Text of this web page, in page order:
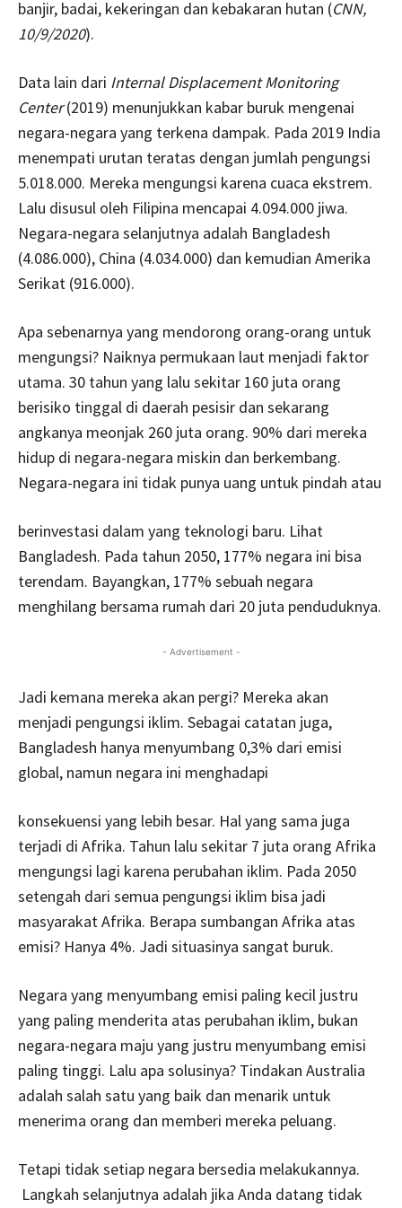
banjir, badai, kekeringan dan kebakaran hutan (CNN,
10/9/2020).
Data lain dari Internal Displacement Monitoring
Center(2019) menunjukkan kabar buruk mengenai
negara-negara yang terkena dampak. Pada 2019 India
menempati urutan teratas dengan jumlah pengungsi
5.018.000. Mereka mengungsi karena cuaca ekstrem.
Lalu disusul oleh Filipina mencapai 4.094.000 jiwa.
Negara-negara selanjutnya adalah Bangladesh
(4.086.000), China (4.034.000) dan kemudian Amerika
Serikat (916.000).
Apa sebenarnya yang mendorong orang-orang untuk
mengungsi? Naiknya permukaan laut menjadi faktor
utama. 30 tahun yang lalu sekitar 160 juta orang
berisiko tinggal di daerah pesisir dan sekarang
angkanya meonjak 260 juta orang. 90% dari mereka
hidup di negara-negara miskin dan berkembang.
Negara-negara ini tidak punya uang untuk pindah atau
berinvestasi dalam yang teknologi baru. Lihat
Bangladesh. Pada tahun 2050, 177% negara ini bisa
terendam. Bayangkan, 177% sebuah negara
menghilang bersama rumah dari 20 juta penduduknya.
- Advertisement -
Jadi kemana mereka akan pergi? Mereka akan
menjadi pengungsi iklim. Sebagai catatan juga,
Bangladesh hanya menyumbang 0,3% dari emisi
global, namun negara ini menghadapi
konsekuensi yang lebih besar. Hal yang sama juga
terjadi di Afrika. Tahun lalu sekitar 7 juta orang Afrika
mengungsi lagi karena perubahan iklim. Pada 2050
setengah dari semua pengungsi iklim bisa jadi
masyarakat Afrika. Berapa sumbangan Afrika atas
emisi? Hanya 4%. Jadi situasinya sangat buruk.
Negara yang menyumbang emisi paling kecil justru
yang paling menderita atas perubahan iklim, bukan
negara-negara maju yang justru menyumbang emisi
paling tinggi. Lalu apa solusinya? Tindakan Australia
adalah salah satu yang baik dan menarik untuk
menerima orang dan memberi mereka peluang.
Tetapi tidak setiap negara bersedia melakukannya.
Langkah selanjutnya adalah jika Anda datang tidak